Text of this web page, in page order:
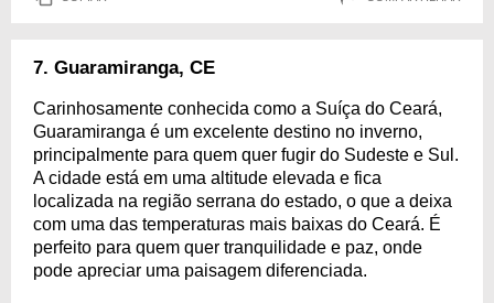
7. Guaramiranga, CE
Carinhosamente conhecida como a Suíça do Ceará,
Guaramiranga é um excelente destino no inverno,
principalmente para quem quer fugir do Sudeste e Sul.
A cidade está em uma altitude elevada e fica
localizada na região serrana do estado, o que a deixa
com uma das temperaturas mais baixas do Ceará. É
perfeito para quem quer tranquilidade e paz, onde
pode apreciar uma paisagem diferenciada.